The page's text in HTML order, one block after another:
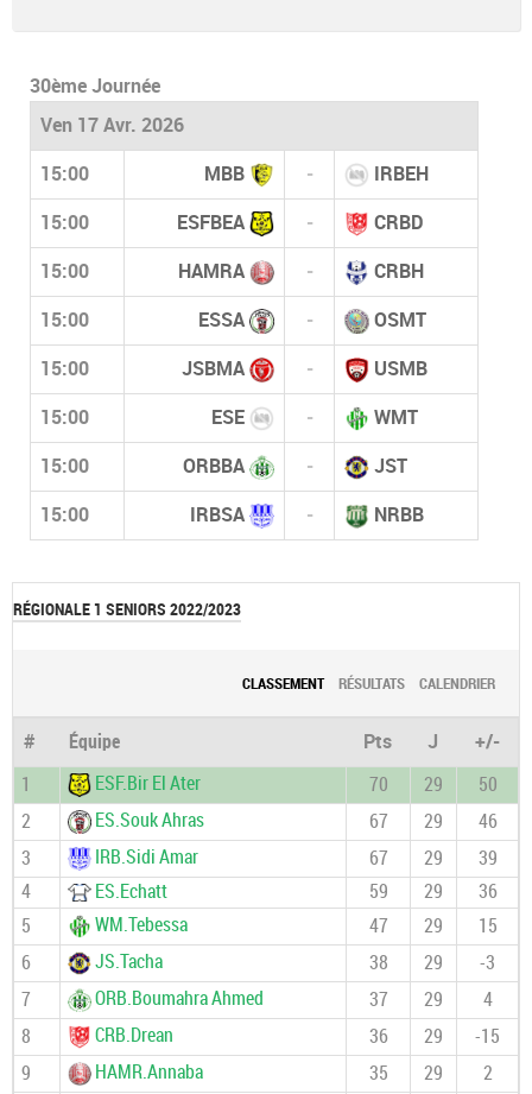
30ème Journée
Ven 17 Avr. 2026
15:00 MBB - IRBEH
15:00 ESFBEA - CRBD
15:00 HAMRA - CRBH
15:00 ESSA - OSMT
15:00 JSBMA - USMB
15:00 ESE - WMT
15:00 ORBBA - JST
15:00 IRBSA - NRBB
RÉGIONALE 1 SENIORS 2022/2023
CLASSEMENT RÉSULTATS CALENDRIER
# Équipe Pts J
+/-
1
ESF.Bir El Ater 70 29
50
2
ES.Souk Ahras 67 29
46
3
IRB.Sidi Amar 67 29
39
4
ES.Echatt 59 29
36
5
WM.Tebessa 47 29
15
6
JS.Tacha 38 29
-3
7
ORB.Boumahra Ahmed 37 29
4
8
CRB.Drean 36 29
-15
9
HAMR.Annaba 35 29 2